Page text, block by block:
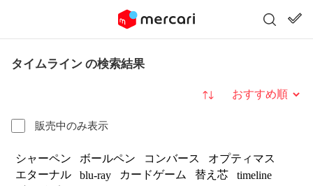
タイムライン の検索結果
販売中のみ表示
並び替え
シャーペン ボールペン コンバース
オプティマス
エターナル
blu-ray カードゲーム 替え芯
timeline